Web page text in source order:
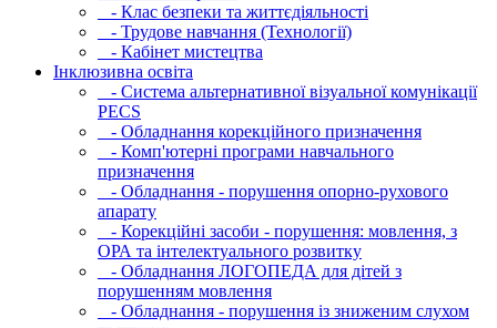
- Клас безпеки та життєдіяльності
- Трудове навчання (Технології)
- Кабінет мистецтва
Інклюзивна освіта
- Система альтернативної візуальної комунікації
PECS
- Обладнання корекційного призначення
- Комп'ютерні програми навчального
призначення
- Обладнання - порушення опорно-рухового
апарату
- Корекційні засоби - порушення: мовлення, з
ОРА та інтелектуального розвитку
- Обладнання ЛОГОПЕДА для дітей з
порушенням мовлення
- Обладнання - порушення із зниженим слухом